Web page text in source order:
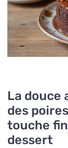
La douce
des
touche
dessert